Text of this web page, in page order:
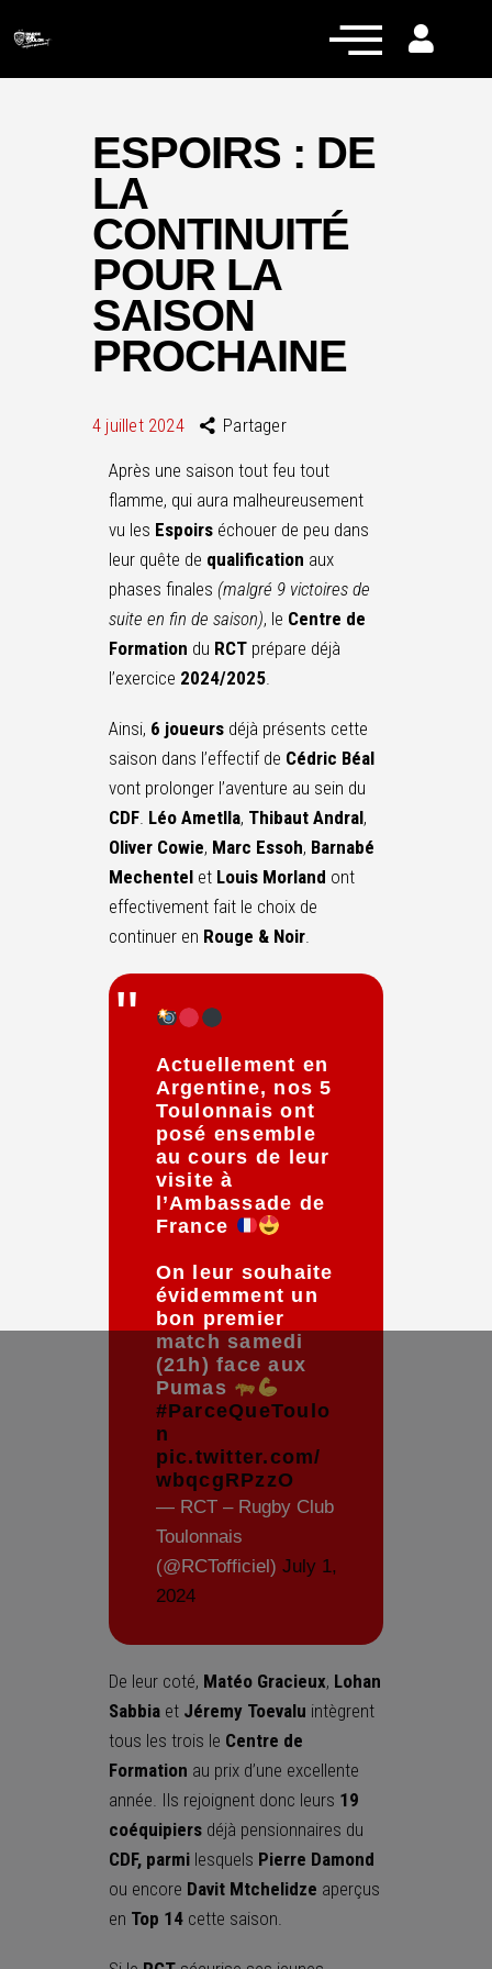
Actualités
Équipe pro
Nos équipes
Fan Zone
RCT Engagé
ESPOIRS : DE
LA
CONTINUITÉ
POUR LA
SAISON
PROCHAINE
4 juillet 2024 Partager
Après une saison tout feu tout
flamme, qui aura malheureusement
vu les Espoirs échouer de peu dans
leur quête de qualification aux
phases finales (malgré 9 victoires de
suite en fin de saison), le Centre de
Formation du RCT prépare déjà
l’exercice 2024/2025.
Ainsi, 6 joueurs déjà présents cette
saison dans l’effectif de Cédric Béal
vont prolonger l’aventure au sein du
CDF Léo Ametlla, Thibaut Andral,
Oliver Cowie, Marc Essoh, Barnabé
Mechentel et Louis Morland ont
effectivement fait le choix de
continuer en Rouge & Noir
Actuellement en
Argentine, nos 5
Toulonnais ont
posé ensemble
au cours de leur
visite à
l’Ambassade de
France
On leur souhaite
évidemment un
bon premier
match samedi
(21h) face aux
Pumas
#ParceQueToulo
n
pic.twitter.com/
wbqcgRPzzO
— RCT – Rugby Club
Toulonnais
(@RCTofficiel) July 1,
2024
De leur coté, Matéo Gracieux, Lohan
Sabbia et Jéremy Toevalu intègrent
tous les trois le Centre de
Formation au prix d’une excellente
année. Ils rejoignent donc leurs 19
coéquipiers déjà pensionnaires du
CDF, parmi lesquels Pierre Damond
ou encore Davit Mtchelidze aperçus
en Top 14 cette saison.